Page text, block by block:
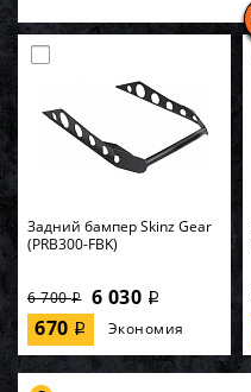
Задний бампер Skinz Gear
(PRB300-FBK)
6 700i 6 030 i
670 i Экономия